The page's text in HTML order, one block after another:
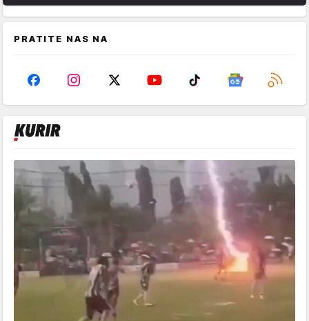
PRATITE NAS NA